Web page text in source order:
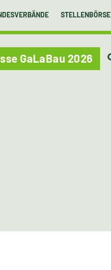
STELLENBÖRSE
GaLaBau 2026